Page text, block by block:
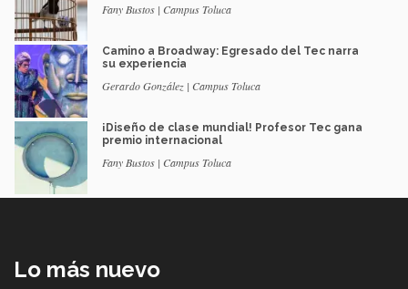
Fany Bustos | Campus Toluca
Camino a Broadway: Egresado del Tec narra
su experiencia
Gerardo González | Campus Toluca
¡Diseño de clase mundial! Profesor Tec gana
premio internacional
Fany Bustos | Campus Toluca
Lo más nuevo